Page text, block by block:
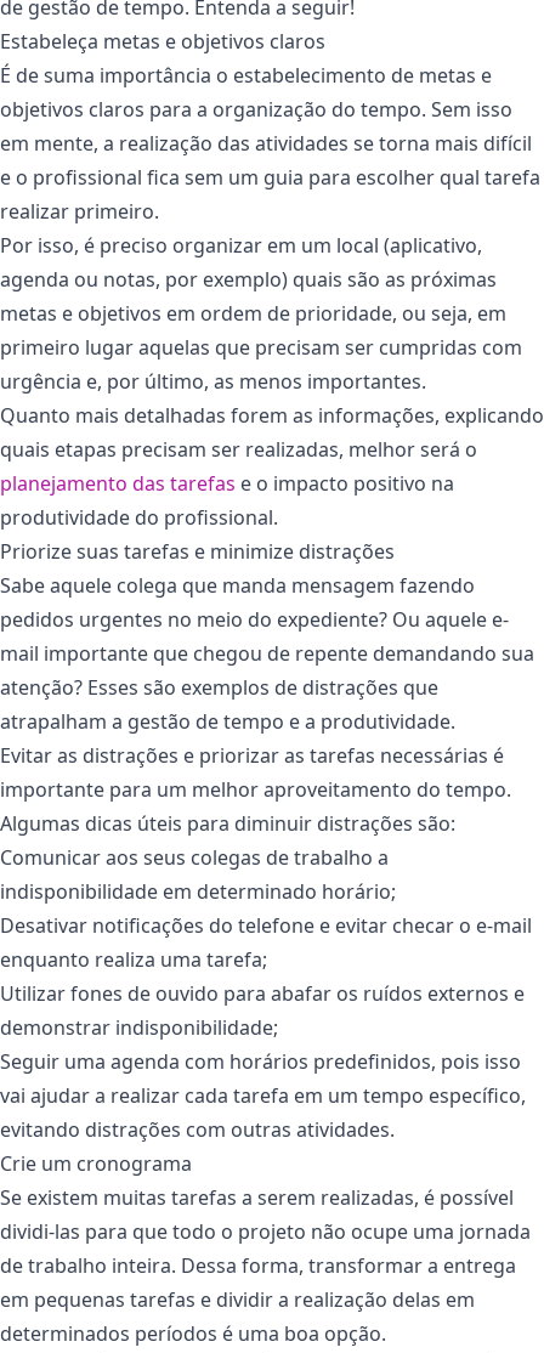
de gestão de tempo. Entenda a seguir!
Estabeleça metas e objetivos claros
É de suma importância o estabelecimento de metas e
objetivos claros para a organização do tempo. Sem isso
em mente, a realização das atividades se torna mais difícil
e o profissional fica sem um guia para escolher qual tarefa
realizar primeiro.
Por isso, é preciso organizar em um local (aplicativo,
agenda ou notas, por exemplo) quais são as próximas
metas e objetivos em ordem de prioridade, ou seja, em
primeiro lugar aquelas que precisam ser cumpridas com
urgência e, por último, as menos importantes.
Quanto mais detalhadas forem as informações, explicando
quais etapas precisam ser realizadas, melhor será o
planejamento das tarefas e o impacto positivo na
produtividade do profissional.
Priorize suas tarefas e minimize distrações
Sabe aquele colega que manda mensagem fazendo
pedidos urgentes no meio do expediente? Ou aquele e-
mail importante que chegou de repente demandando sua
atenção? Esses são exemplos de distrações que
atrapalham a gestão de tempo e a produtividade.
Evitar as distrações e priorizar as tarefas necessárias é
importante para um melhor aproveitamento do tempo.
Algumas dicas úteis para diminuir distrações são:
Comunicar aos seus colegas de trabalho a
indisponibilidade em determinado horário;
Desativar notificações do telefone e evitar checar o e-mail
enquanto realiza uma tarefa;
Utilizar fones de ouvido para abafar os ruídos externos e
demonstrar indisponibilidade;
Seguir uma agenda com horários predefinidos, pois isso
vai ajudar a realizar cada tarefa em um tempo específico,
evitando distrações com outras atividades.
Crie um cronograma
Se existem muitas tarefas a serem realizadas, é possível
dividi-las para que todo o projeto não ocupe uma jornada
de trabalho inteira. Dessa forma, transformar a entrega
em pequenas tarefas e dividir a realização delas em
determinados períodos é uma boa opção.